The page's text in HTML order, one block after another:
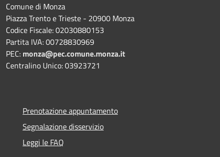
Comune di Monza
Piazza Trento e Trieste - 20900 Monza
Codice Fiscale: 02030880153
Partita IVA: 00728830969
PEC: monza@pec.comune.monza.it
Centralino Unico: 03923721
Prenotazione appuntamento
Segnalazione disservizio
Leggi le FAQ